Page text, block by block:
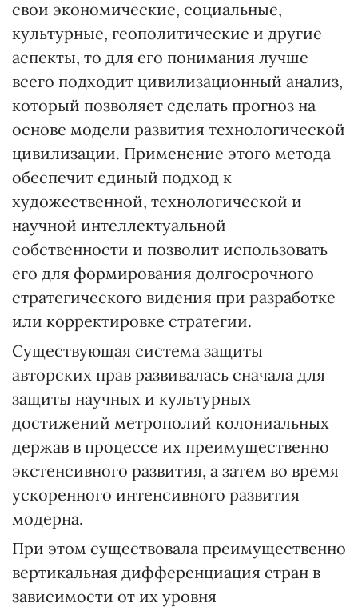
свои экономические, социальные,
культурные, геополитические и другие
аспекты, то для его понимания лучше
всего подходит цивилизационный анализ,
который позволяет сделать прогноз на
основе модели развития технологической
цивилизации. Применение этого метода
обеспечит единый подход к
художественной, технологической и
научной интеллектуальной
собственности и позволит использовать
его для формирования долгосрочного
стратегического видения при разработке
или корректировке стратегии.
Существующая система защиты
авторских прав развивалась сначала для
защиты научных и культурных
достижений метрополий колониальных
держав в процессе их преимущественно
экстенсивного развития, а затем во время
ускоренного интенсивного развития
модерна.
При этом существовала преимущественно
вертикальная дифференциация стран в
зависимости от их уровня